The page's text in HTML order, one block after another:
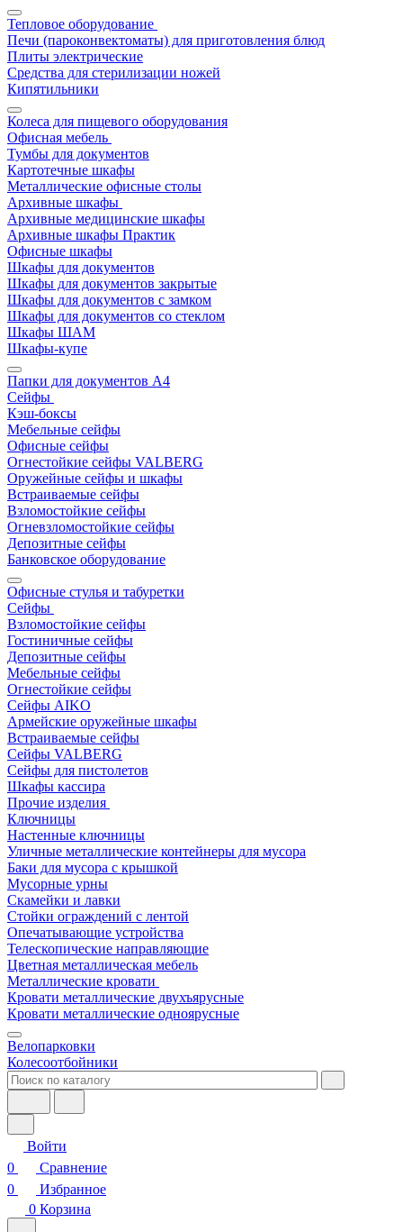
Тепловое оборудование
Печи (пароконвектоматы) для приготовления блюд
Плиты электрические
Средства для стерилизации ножей
Кипятильники
Колеса для пищевого оборудования
Офисная мебель
Тумбы для документов
Картотечные шкафы
Металлические офисные столы
Архивные шкафы
Архивные медицинские шкафы
Архивные шкафы Практик
Офисные шкафы
Шкафы для документов
Шкафы для документов закрытые
Шкафы для документов с замком
Шкафы для документов со стеклом
Шкафы ШАМ
Шкафы-купе
Папки для документов A4
Сейфы
Кэш-боксы
Мебельные сейфы
Офисные сейфы
Огнестойкие сейфы VALBERG
Оружейные сейфы и шкафы
Встраиваемые сейфы
Взломостойкие сейфы
Огневзломостойкие сейфы
Депозитные сейфы
Банковское оборудование
Офисные стулья и табуретки
Сейфы
Взломостойкие сейфы
Гостиничные сейфы
Депозитные сейфы
Мебельные сейфы
Огнестойкие сейфы
Сейфы AIKO
Армейские оружейные шкафы
Встраиваемые сейфы
Сейфы VALBERG
Сейфы для пистолетов
Шкафы кассира
Прочие изделия
Ключницы
Настенные ключницы
Уличные металлические контейнеры для мусора
Баки для мусора с крышкой
Мусорные урны
Скамейки и лавки
Стойки ограждений с лентой
Опечатывающие устройства
Телескопические направляющие
Цветная металлическая мебель
Металлические кровати
Кровати металлические двухъярусные
Кровати металлические одноярусные
Велопарковки
Колесоотбойники
Войти
0
Сравнение
0
Избранное
0 Корзина